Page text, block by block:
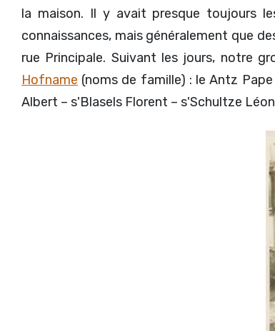
la maison. Il y avait presque toujours
connaissances, mais généralement que
rue Principale. Suivant les jours, notre
Hofname (noms de famille) : le Antz
Albert – s'Blasels Florent – s'Schultze